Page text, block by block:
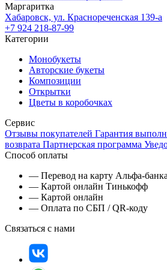
Маргаритка
Хабаровск, ул. Краснореченская 139-а
+7 924 218-87-99
Категории
Монобукеты
Авторские букеты
Композиции
Открытки
Цветы в коробочках
Сервис
Отзывы покупателей Гарантия
возврата Партнерская программа
Способ оплаты
— Перевод на карту Альфа-банка
— Картой онлайн Тинькофф
— Картой онлайн
— Оплата по СБП / QR-коду
Связаться с нами